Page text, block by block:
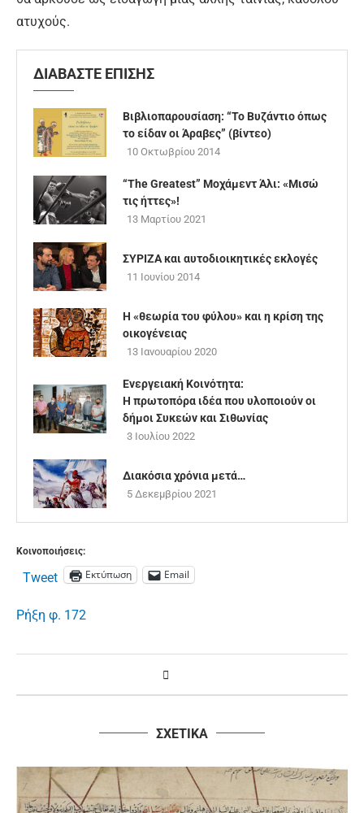
ατυχούς.
ΔΙΑΒΑΣΤΕ ΕΠΙΣΗΣ
Βιβλιοπαρουσίαση: “Το Βυζάντιο όπως
το είδαν οι Άραβες” (βίντεο)
10 Οκτωβρίου 2014
“The Greatest” Μοχάμεντ Άλι: «Μισώ
τις ήττες»!
13 Μαρτίου 2021
ΣΥΡΙΖΑ και αυτοδιοικητικές εκλογές
11 Ιουνίου 2014
Η «θεωρία του φύλου» και η κρίση της
οικογένειας
13 Ιανουαρίου 2020
Ενεργειακή Κοινότητα:
Η πρωτοπόρα ιδέα που υλοποιούν οι
δήμοι Συκεών και Σιθωνίας
3 Ιουλίου 2022
Διακόσια χρόνια μετά…
5 Δεκεμβρίου 2021
Κοινοποιήσεις:
Tweet Εκτύπωση Email
Ρήξη φ. 172
ΣΧΕΤΙΚΑ